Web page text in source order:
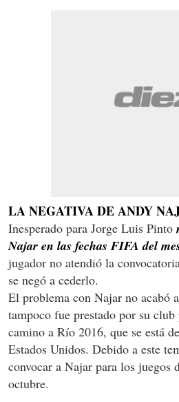
LA NEGATIVA DE ANDY
Inesperado para Jorge Luis Pinto
Najar en las fechas FIFA del
jugador no atendió la
se negó a cederlo.
El problema con Najar no acabó
tampoco fue prestado por su
camino a Río 2016, que se está
Estados Unidos. Debido a este
convocar a Najar para los juegos
octubre.